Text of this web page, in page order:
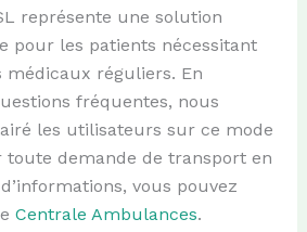
représente une solution
pour les patients nécessitant
médicaux réguliers. En
fréquentes, nous
les utilisateurs sur ce mode
toute demande de transport en
vous pouvez
Centrale Ambulances.